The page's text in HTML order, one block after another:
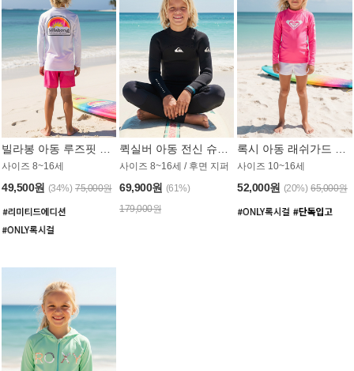
사이즈 8~16세
49,500원 (34%) 75,000원
사이즈 8~16세 / 후면 지퍼
69,900원 (61%)
179,000원
사이즈 10~16세
52,000원 (20%) 65,000원